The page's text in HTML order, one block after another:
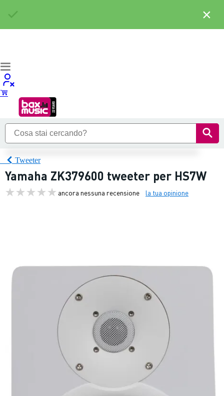
Tweeter
Yamaha ZK379600 tweeter per HS7W
ancora nessuna recensione la tua opinione
×